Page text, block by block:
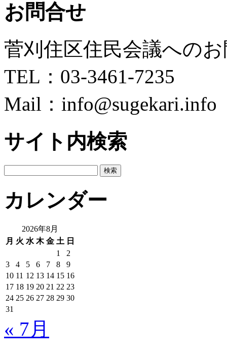
お問合せ
菅刈住区住民会議への
TEL：03-3461-7235
Mail：info@sugekari.info
サイト内検索
カレンダー
2026年8月
月 火 水 木 金 土 日
1
2
3
4 5 6 7 8
9
10 11 12 13 14 15 16
17 18 19 20 21 22 23
24 25 26 27 28 29 30
31
« 7月